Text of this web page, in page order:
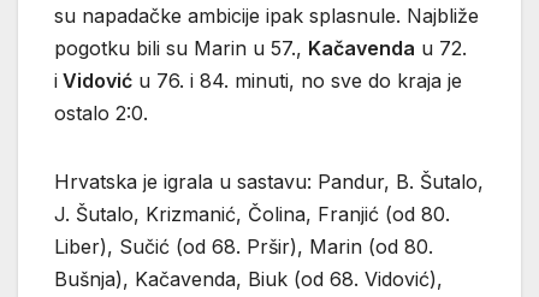
su napadačke ambicije ipak splasnule. Najbliže
pogotku bili su Marin u 57., Kačavenda u 72.
i Vidović u 76. i 84. minuti, no sve do kraja je
ostalo 2:0.
Hrvatska je igrala u sastavu: Pandur, B. Šutalo,
J. Šutalo, Krizmanić, Čolina, Franjić (od 80.
Liber), Sučić (od 68. Pršir), Marin (od 80.
Bušnja), Kačavenda, Biuk (od 68. Vidović),